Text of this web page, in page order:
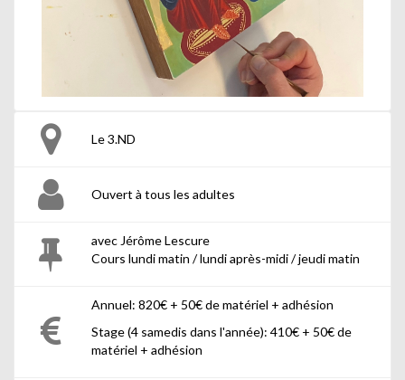
Le 3.ND
Ouvert à tous les adultes
avec Jérôme Lescure
Cours lundi matin / lundi après-midi / jeudi matin
Annuel: 820€ + 50€ de matériel + adhésion
Stage (4 samedis dans l'année): 410€ + 50€ de
matériel + adhésion